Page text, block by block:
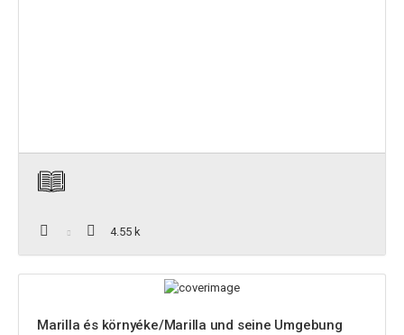
4.55 k
Marilla és környéke/Marilla und seine Umgebung